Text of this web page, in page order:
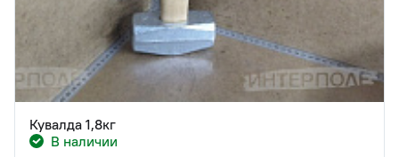
Кувалда 1,8кг
В наличии